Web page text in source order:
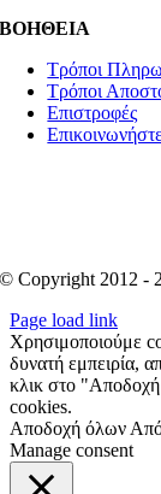
ΒΟΗΘΕΙΑ
Τρόποι
Τρόποι
Επιστροφές
© Copyright 2012 -
Page load link
Χρησιμοποιούμε
δυνατή εμπειρία,
κλικ στο
cookies.
Αποδοχή όλων
Manage consent